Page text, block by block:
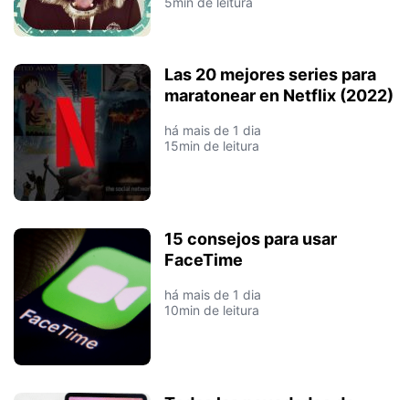
Las 20 mejores series para
maratonear en Netflix (2022)
há mais de 1 dia
15min de leitura
15 consejos para usar
FaceTime
há mais de 1 dia
10min de leitura